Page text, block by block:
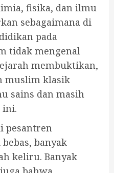
fisika, dan ilmu
sebagaimana di
pada
tidak mengenal
membuktikan,
muslim klasik
sains dan masih
ini.
pesantren
banyak
keliru. Banyak